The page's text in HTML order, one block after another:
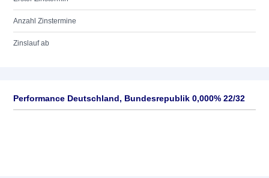
Anzahl Zinstermine
Zinslauf ab
Performance Deutschland, Bundesrepublik 0,000% 22/32